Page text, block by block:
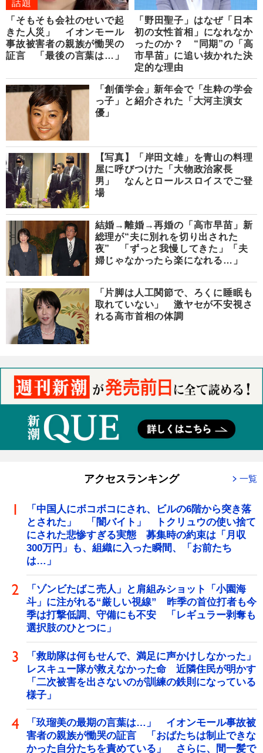
話題
「そもそも会社のせいで起
きた人災」 イオンモール
事故被害者の親族が慟哭の
証言 「最後の言葉は…」
「野田聖子」はなぜ「日本
初の女性首相」になれなか
ったのか？ “同期”の「高
市早苗」に追い抜かれた決
定的な理由
「創価学会」新年会で「生粋の学会
っ子」と紹介された「大河主演女
優」
【写真】「岸田文雄」を青山の料理
屋に呼びつけた「大物政治家長
男」 なんとロールスロイスでご登
場
結婚→離婚→再婚の「高市早苗」新
総理が“夫に別れを切り出された
夜” 「ずっと我慢してきた」「夫
婦じゃなかったら楽になれる…」
「片脚は人工関節で、ろくに睡眠も
取れていない」 激ヤセが不安視さ
れる高市首相の体調
アクセスランキング 一覧
「中国人にボコボコにされ、ビルの6階から突き落
とされた」 「闇バイト」 トクリュウの使い捨て
にされた悲惨すぎる実態 募集時の約束は「月収
300万円」も、組織に入った瞬間、「お前たち
は…」
「ゾンビたばこ売人」と肩組みショット「小園海
斗」に注がれる“厳しい視線” 昨季の首位打者も今
季は打撃低調、守備にも不安 「レギュラー剥奪も
選択肢のひとつに」
「救助隊は何もせんで、満足に声かけしなかった」
レスキュー隊が救えなかった命 近隣住民が明かす
「二次被害を出さないのが訓練の鉄則になっている
様子」
「玖瑠美の最期の言葉は…」 イオンモール事故被
害者の親族が慟哭の証言 「おばたちは制止できな
かった自分たちを責めている」 さらに、間一髪で